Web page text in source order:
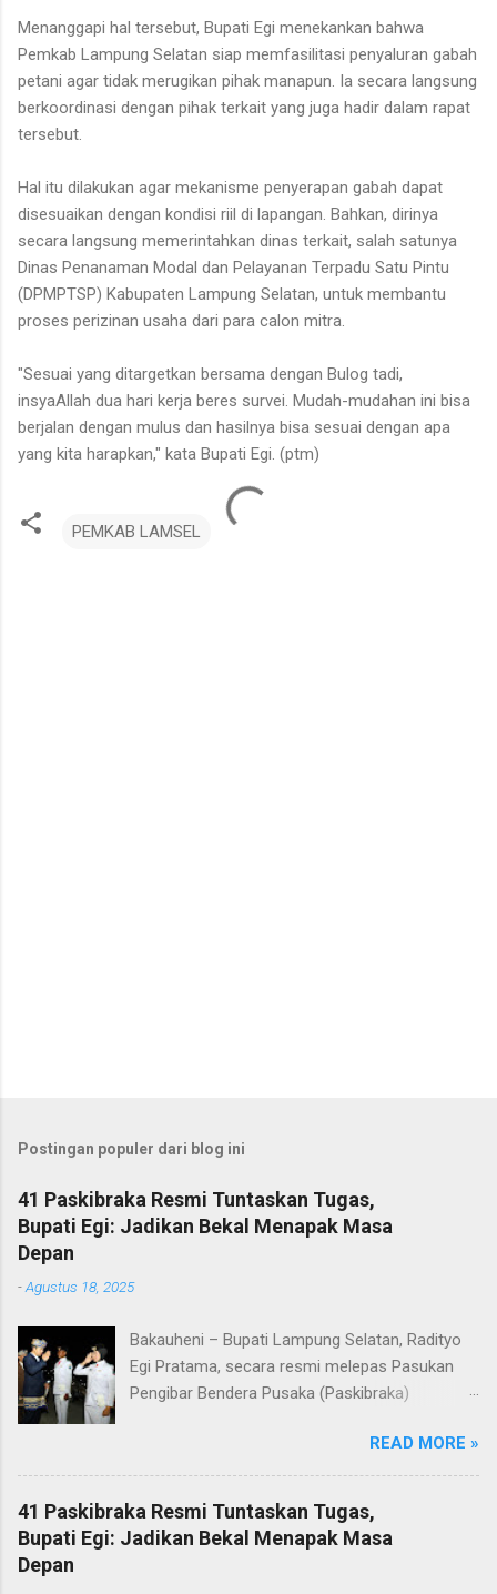
Menanggapi hal tersebut, Bupati Egi menekankan bahwa
Pemkab Lampung Selatan siap memfasilitasi penyaluran gabah
petani agar tidak merugikan pihak manapun. Ia secara langsung
berkoordinasi dengan pihak terkait yang juga hadir dalam rapat
tersebut.
Hal itu dilakukan agar mekanisme penyerapan gabah dapat
disesuaikan dengan kondisi riil di lapangan. Bahkan, dirinya
secara langsung memerintahkan dinas terkait, salah satunya
Dinas Penanaman Modal dan Pelayanan Terpadu Satu Pintu
(DPMPTSP) Kabupaten Lampung Selatan, untuk membantu
proses perizinan usaha dari para calon mitra.
"Sesuai yang ditargetkan bersama dengan Bulog tadi,
insyaAllah dua hari kerja beres survei. Mudah-mudahan ini bisa
berjalan dengan mulus dan hasilnya bisa sesuai dengan apa
yang kita harapkan," kata Bupati Egi. (ptm)
PEMKAB LAMSEL
Postingan populer dari blog ini
41 Paskibraka Resmi Tuntaskan Tugas,
Bupati Egi: Jadikan Bekal Menapak Masa
Depan
-Agustus 18, 2025
Bakauheni – Bupati Lampung Selatan, Radityo
Egi Pratama, secara resmi melepas Pasukan
Pengibar Bendera Pusaka (Paskibraka)
Pelepasan dilakukan usai upacara penurunan
bendera di Lapangan Menara Siger, Bakauheni,
Minggu malam (17/8/2025). Sebanyak 41
anggota Paskibraka yang sebelumnya sukses
mengibarkan Sang Saka Merah Putih pada
READ MORE »
41 Paskibraka Resmi Tuntaskan Tugas,
Bupati Egi: Jadikan Bekal Menapak Masa
Depan